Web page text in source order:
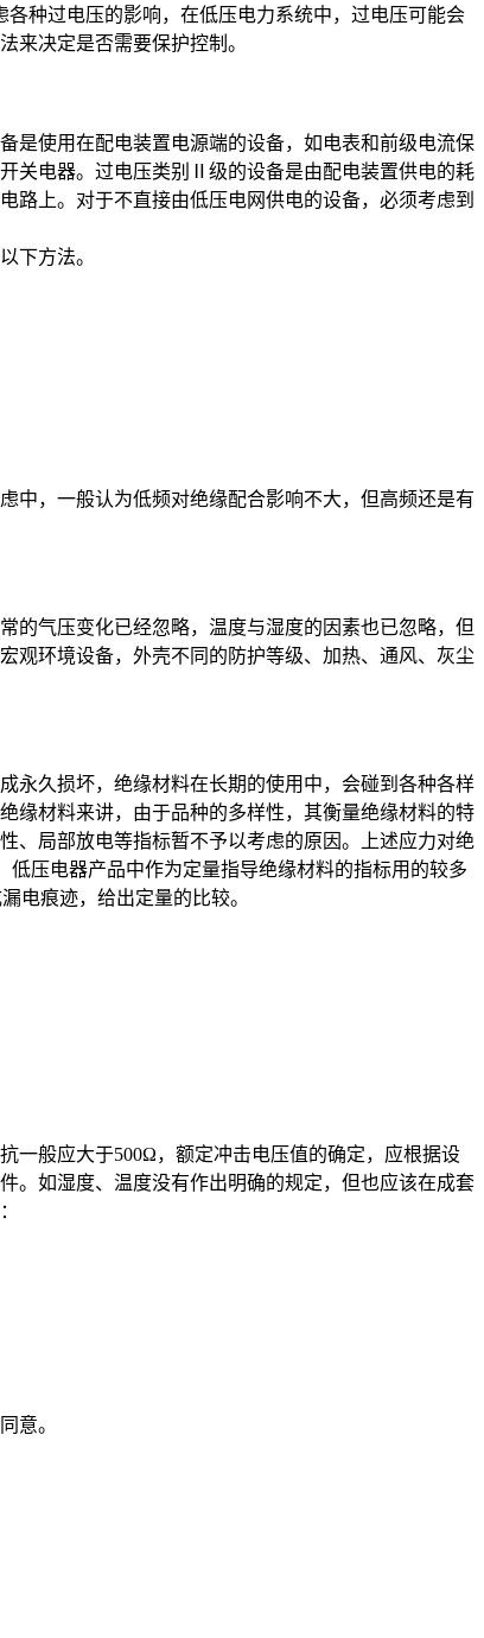
种过电压的影响，在低压电力系统中，过电压可能会
来决定是否需要保护控制。
使用在配电装置电源端的设备，如电表和前级电流保
关电器。过电压类别Ⅱ级的设备是由配电装置供电的耗
上。对于不直接由低压电网供电的设备，必须考虑到
下方法。
，一般认为低频对绝缘配合影响不大，但高频还是有
气压变化已经忽略，温度与湿度的因素也已忽略，但
观环境设备，外壳不同的防护等级、加热、通风、灰尘
久损坏，绝缘材料在长期的使用中，会碰到各种各样
缘材料来讲，由于品种的多样性，其衡量绝缘材料的特
、局部放电等指标暂不予以考虑的原因。上述应力对绝
压电器产品中作为定量指导绝缘材料的指标用的较多
电痕迹，给出定量的比较。
一般应大于500Ω，额定冲击电压值的确定，应根据设
。如湿度、温度没有作出明确的规定，但也应该在成套
意。